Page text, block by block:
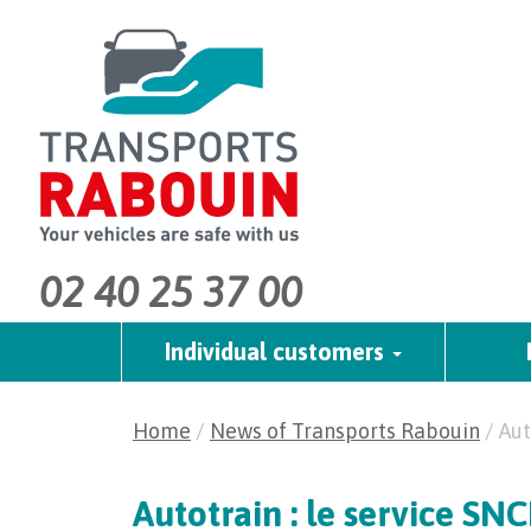
02 40 25 37 00
Individual customers
Home / News of Transports Rabouin /
Autotrain : le service